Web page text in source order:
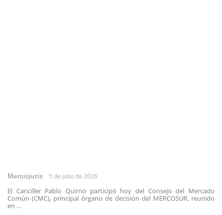
Mercojuris 5 de julio de 2026
El Canciller Pablo Quirno participó hoy del Consejo del Mercado
Común (CMC), principal órgano de decisión del MERCOSUR, reunido
en ...